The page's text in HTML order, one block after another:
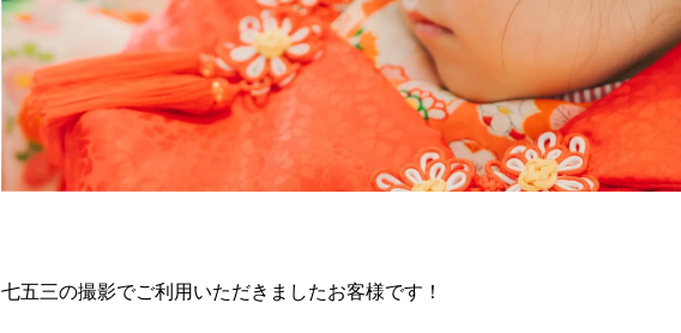
七五三の撮影でご利用いただきましたお客様です！